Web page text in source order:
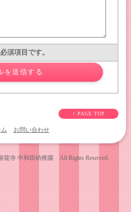
須項目です。
↑ PAGE TOP
お問い合わせ
龍寺 中和田幼稚園 All Rights Reserved.